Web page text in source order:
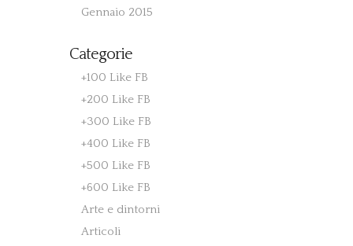
Gennaio 2015
Categorie
+100 Like FB
+200 Like FB
+300 Like FB
+400 Like FB
+500 Like FB
+600 Like FB
Arte e dintorni
Articoli